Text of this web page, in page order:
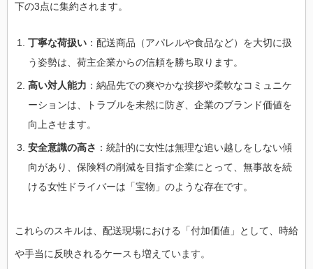
下の3点に集約されます。
丁寧な荷扱い ：配送商品（アパレルや食品など）を大切に扱
う姿勢は、荷主企業からの信頼を勝ち取ります。
高い対人能力 ：納品先での爽やかな挨拶や柔軟なコミュニケ
ーションは、トラブルを未然に防ぎ、企業のブランド価値を
向上させます。
安全意識の高さ ：統計的に女性は無理な追い越しをしない傾
向があり、保険料の削減を目指す企業にとって、無事故を続
ける女性ドライバーは「宝物」のような存在です。
これらのスキルは、配送現場における「付加価値」として、時給
や手当に反映されるケースも増えています。